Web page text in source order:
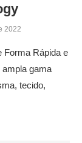
2022
Forma Rápida e
gama
tecido,